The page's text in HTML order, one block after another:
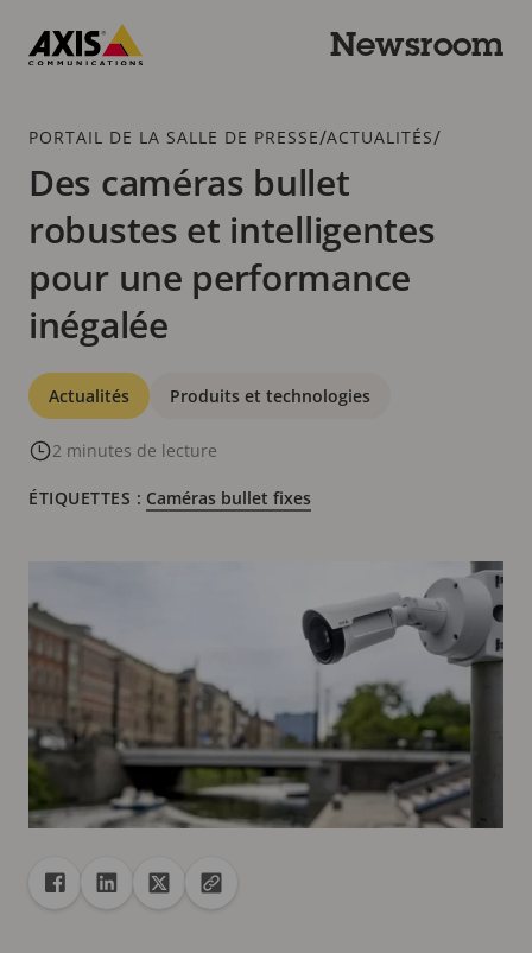
contenu
Newsroom
Fil
PORTAIL DE LA SALLE DE PRESSE/ACTUALITÉS/
Des caméras bullet
robustes et intelligentes
pour une performance
inégalée
Catégories
Actualités Produits et technologies
2 minutes de lecture
ÉTIQUETTES : Caméras bullet fixes
Partager
Partager dans Facebook
Partager dans Linkedin
Partager dans X
Copier url dans le presse-papiers